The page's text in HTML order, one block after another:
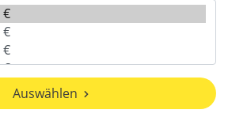
Auswählen